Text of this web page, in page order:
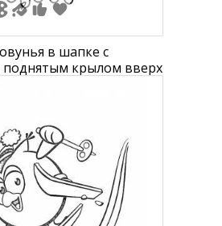
в шапке с
крылом вверх